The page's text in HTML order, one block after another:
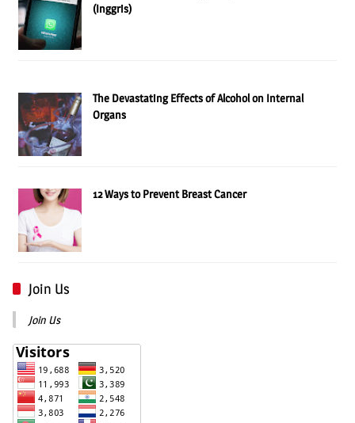
(Inggris)
The Devastating Effects of Alcohol on Internal
Organs
12 Ways to Prevent Breast Cancer
Join Us
Join Us